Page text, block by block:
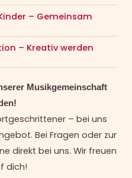
– Gemeinsam
– Kreativ werden
Musikgemeinschaft
– bei uns
Bei Fragen oder zur
direkt bei uns. Wir freuen
dich!